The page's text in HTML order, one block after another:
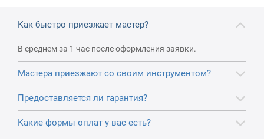
Как быстро приезжает мастер?
В среднем за 1 час после оформления заявки.
Мастера приезжают со своим инструментом?
Предоставляется ли гарантия?
Какие формы оплат у вас есть?